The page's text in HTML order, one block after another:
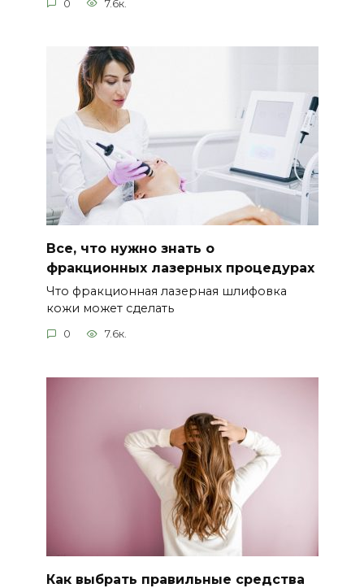
0 7.6к.
Все, что нужно знать о
фракционных лазерных процедурах
Что фракционная лазерная шлифовка
кожи может сделать
0 7.6к.
Как выбрать правильные средства